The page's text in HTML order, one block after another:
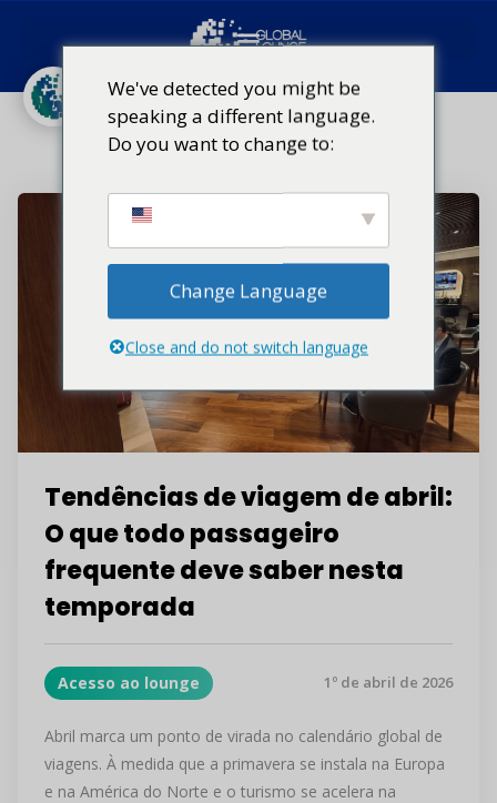
Categoria:Lounges de luxo
em aeroportos
Início Categoria:Lounges de luxo em aeroportos
Tendências de viagem de abril:
O que todo passageiro
frequente deve saber nesta
temporada
Acesso ao lounge 1º de abril de 2026
Abril marca um ponto de virada no calendário global de
viagens. À medida que a primavera se instala na Europa
e na América do Norte e o turismo se acelera na
We've detected you might be
speaking a different language.
Do you want to change to:
Change Language
Close and do not switch language